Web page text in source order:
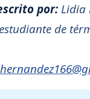
por:Lidia
de